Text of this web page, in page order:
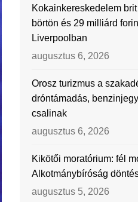
Kokainkereskedelem
börtön és 29 milliárd
Liverpoolban
augusztus 6, 2026
Orosz turizmus a
dróntámadás,
csalinak
augusztus 6, 2026
Kikötői moratórium: fél
Alkotmánybíróság
augusztus 5, 2026